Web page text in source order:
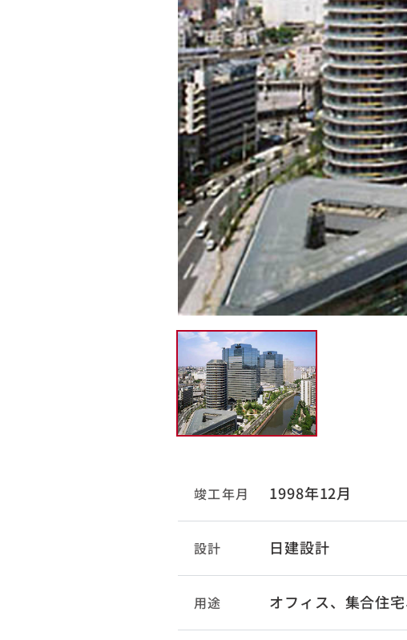
竣工年月 1998年12月
設計 日建設計
用途 オフィス、集合住